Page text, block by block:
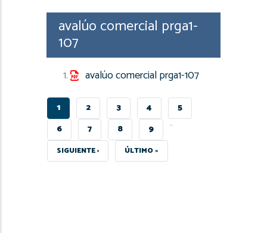
avalúo comercial prga1-
107
avalúo comercial prga1-107
PÁGINA
ACTUAL
1 PAGE
2 PAGE
3 PAGE
4 PAGE
5
PAGE
6 PAGE
7 PAGE
8 PAGE
9 …
SIGUIENTE
SIGUIENTE ›
ÚLTIMA
ÚLTIMO »